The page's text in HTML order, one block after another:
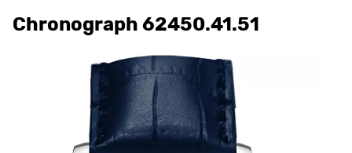
Chronograph 62450.41.51